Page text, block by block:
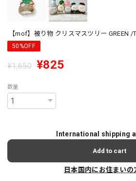
【mof】被り物 クリスマスツリー GREEN /
50%OFF
¥1,650 ¥825
数量
International shipping
Add to cart
日本国内にお住まいの